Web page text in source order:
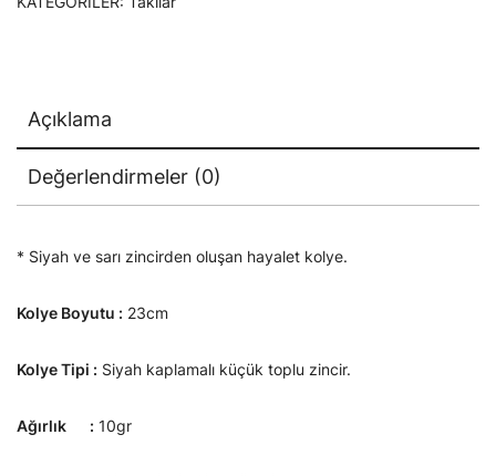
Açıklama
Değerlendirmeler (0)
* Siyah ve sarı zincirden oluşan hayalet kolye.
Kolye Boyutu : 23cm
Kolye Tipi : Siyah kaplamalı küçük toplu zincir.
Ağırlık : 10gr